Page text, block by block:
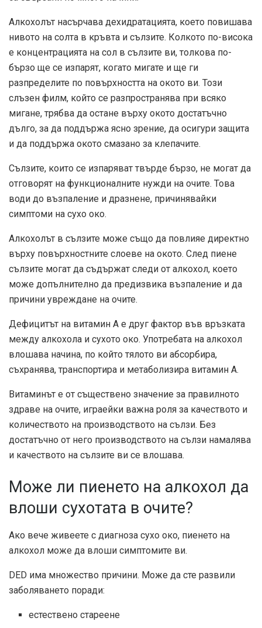
Алкохолът насърчава дехидратацията, което повишава
нивото на солта в кръвта и сълзите. Колкото по-висока
е концентрацията на сол в сълзите ви, толкова по-
бързо ще се изпарят, когато мигате и ще ги
разпределите по повърхността на окото ви. Този
слъзен филм, който се разпространява при всяко
мигане, трябва да остане върху окото достатъчно
дълго, за да поддържа ясно зрение, да осигури защита
и да поддържа окото смазано за клепачите.
Сълзите, които се изпаряват твърде бързо, не могат да
отговорят на функционалните нужди на очите. Това
води до възпаление и дразнене, причинявайки
симптоми на сухо око.
Алкохолът в сълзите може също да повлияе директно
върху повърхностните слоеве на окото. След пиене
сълзите могат да съдържат следи от алкохол, което
може допълнително да предизвика възпаление и да
причини увреждане на очите.
Дефицитът на витамин А е друг фактор във връзката
между алкохола и сухото око. Употребата на алкохол
влошава начина, по който тялото ви абсорбира,
съхранява, транспортира и метаболизира витамин А.
Витаминът е от съществено значение за правилното
здраве на очите, играейки важна роля за качеството и
количеството на производството на сълзи. Без
достатъчно от него производството на сълзи намалява
и качеството на сълзите ви се влошава.
Може ли пиенето на алкохол да
влоши сухотата в очите?
Ако вече живеете с диагноза сухо око, пиенето на
алкохол може да влоши симптомите ви.
DED има множество причини. Може да сте развили
заболяването поради:
естествено стареене